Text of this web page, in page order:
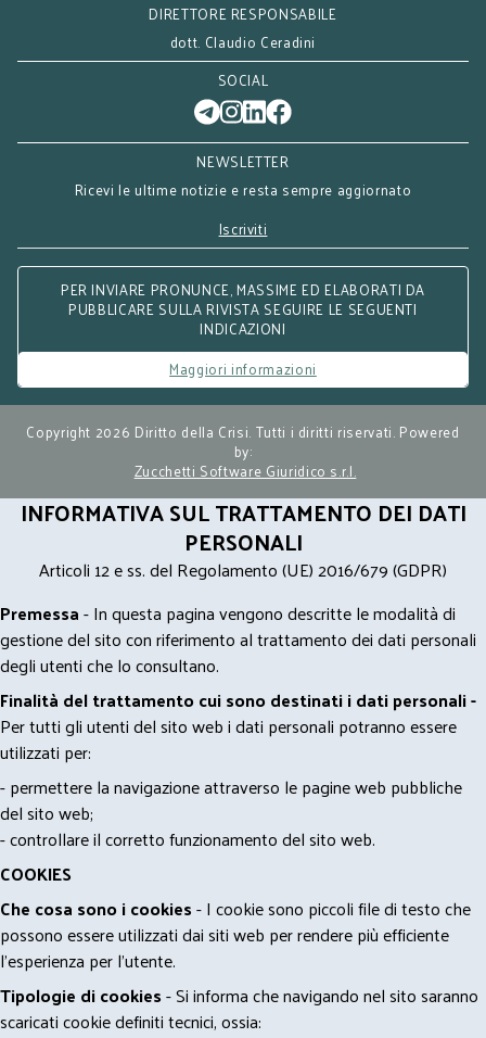
DIRETTORE RESPONSABILE
dott. Claudio Ceradini
SOCIAL
NEWSLETTER
Ricevi le ultime notizie e resta sempre aggiornato
Iscriviti
PER INVIARE PRONUNCE, MASSIME ED ELABORATI DA
PUBBLICARE SULLA RIVISTA SEGUIRE LE SEGUENTI
INDICAZIONI
Maggiori informazioni
Copyright 2026 Diritto della Crisi. Tutti i diritti riservati. Powered
by:
Zucchetti Software Giuridico s.r.l.
INFORMATIVA SUL TRATTAMENTO DEI DATI
PERSONALI
Articoli 12 e ss. del Regolamento (UE) 2016/679 (GDPR)
Premessa- In questa pagina vengono descritte le modalità di
gestione del sito con riferimento al trattamento dei dati personali
degli utenti che lo consultano.
Finalità del trattamento cui sono destinati i dati personali -
Per tutti gli utenti del sito web i dati personali potranno essere
utilizzati per:
- permettere la navigazione attraverso le pagine web pubbliche
del sito web;
- controllare il corretto funzionamento del sito web.
COOKIES
Che cosa sono i cookies- I cookie sono piccoli file di testo che
possono essere utilizzati dai siti web per rendere più efficiente
l'esperienza per l'utente.
Tipologie di cookies- Si informa che navigando nel sito saranno
scaricati cookie definiti tecnici, ossia: